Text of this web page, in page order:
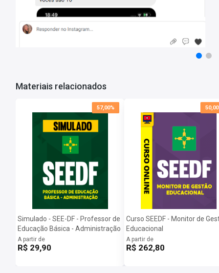
não contemplaos seguintes assuntos:
Conhecimentos Acerca do Distrito Federal:
• Realidade étnica, social, histórica, geográfica, cultural, política e
• Gestão por resultados na produção de serviços públicos;
• Conceitos básicos de planejamento; Aspectos administrativos,
programas e projetos; Avaliação de programas e projetos; Tipos
efetividade;
• Metodologia de ensino de Administração;
• Diretrizes Curriculares Nacionais para a Educação Profissional
542
214 horas
Tempo de acesso: 365 dias
*O prazo de acesso começa a contar a partir da data de confirmação de
Materiais relacionados
57,00%
Simulado - SEE-DF - Professor de
Educação Básica - Administração
A partir de
R$ 29,90
Curso SEEDF - Monitor de
Educacional
A partir de
R$ 262,80